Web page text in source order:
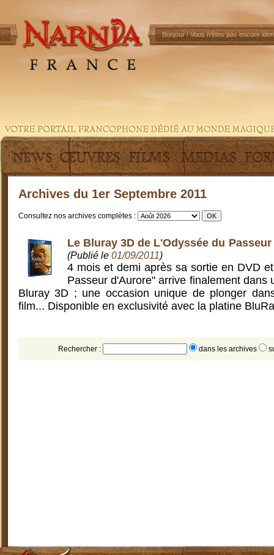
Bonjour !Vous n'êtes pas encore
Archives du 1er Septembre 2011
Consultez nos archives complètes :
Le Bluray 3D de L'Odyssée du
(Publié le 01/09/2011)
4 mois et demi après sa sortie en DVD
Passeur d'Aurore" arrive finalement dans
Bluray 3D ; une occasion unique de plonger
film... Disponible en exclusivité avec la platine
Rechercher : dans les archives